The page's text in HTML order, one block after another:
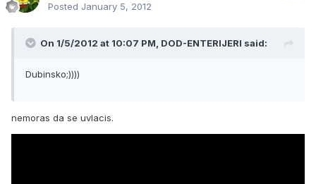
Posted January 5, 2012
On 1/5/2012 at 10:07 PM, DOD-ENTERIJERI said:
Dubinsko;))))
nemoras da se uvlacis.